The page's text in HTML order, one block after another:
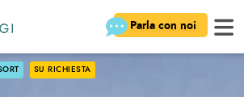
Parla con noi
SU RICHIESTA